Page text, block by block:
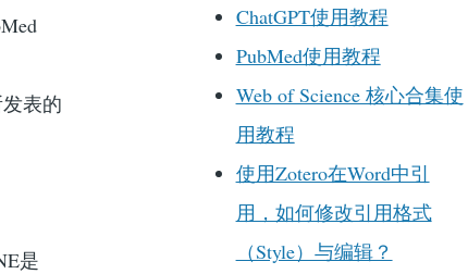
表的
是
ChatGPT使用教程
PubMed使用教程
Web of Science 核心合集使
用教程
使用Zotero在Word中引
用，如何修改引用格式
（Style）与编辑？